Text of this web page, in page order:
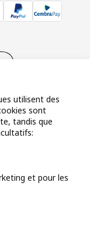
IKEA Systems B.V.
Cookies
utilisent des
sont
tandis que
et pour les